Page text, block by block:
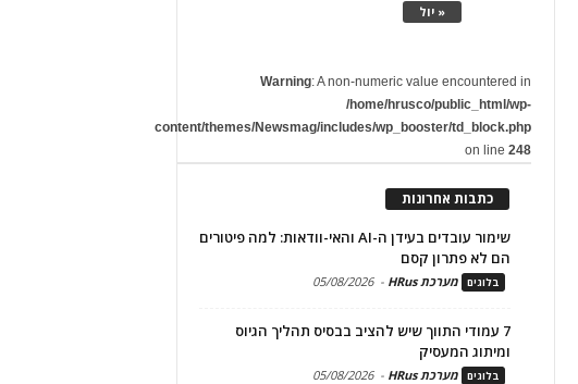
« יול
Warning: A non-numeric value encountered in
/home/hrusco/public_html/wp-
content/themes/Newsmag/includes/wp_booster/td_block.php
on line248
כתבות אחרונות
שימור עובדים בעידן ה-AI והאי-וודאות: למה פיטורים
הם לא פתרון קסם
בלוגים מערכת HRus -
05/08/2026
7 עמודי התווך שיש להציב בבסיס תהליך הגיוס
ומיתוג המעסיק
בלוגים מערכת HRus -
05/08/2026